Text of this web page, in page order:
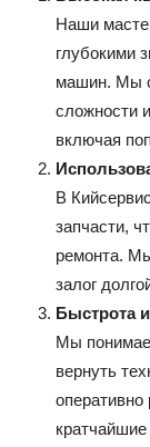
Наши
глубокими
машин. Мы
сложности
включая
В
запчасти,
ремонта.
залог
Быстрота
Мы
вернуть
кратчайшие